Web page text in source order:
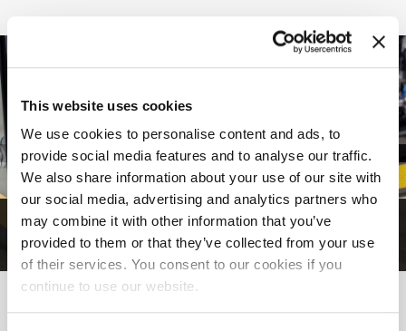
This website uses cookies
We use cookies to personalise content and ads, to
provide social media features and to analyse our traffic.
We also share information about your use of our site with
our social media, advertising and analytics partners who
may combine it with other information that you’ve
provided to them or that they’ve collected from your use
of their services. You consent to our cookies if you
continue to use our website.
di 6
DAL PROGETTO ALLA REALTÀ